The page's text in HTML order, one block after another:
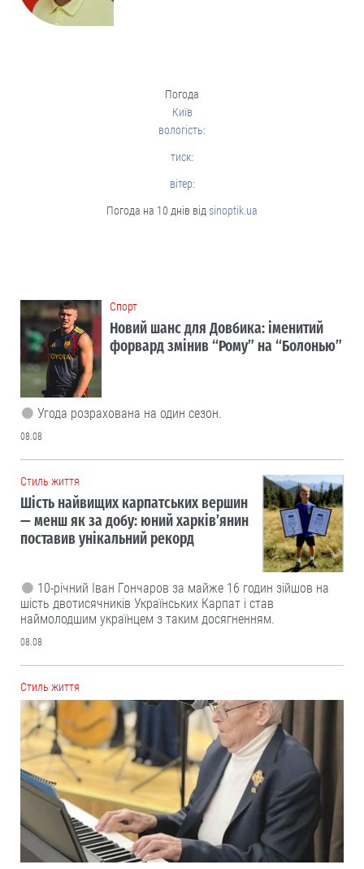
Погода
Київ
вологість:
тиск:
вітер:
Погода на 10 днів відsinoptik.ua
Cпорт
Новий шанс для Довбика: іменитий
форвард змінив “Рому” на “Болонью”
Угода розрахована на один сезон.
08.08
Cтиль життя
Шість найвищих карпатських вершин
— менш як за добу: юний харків’янин
поставив унікальний рекорд
10-річний Іван Гончаров за майже 16 годин зійшов на
шість двотисячників Українських Карпат і став
наймолодшим українцем з таким досягненням.
08.08
Cтиль життя